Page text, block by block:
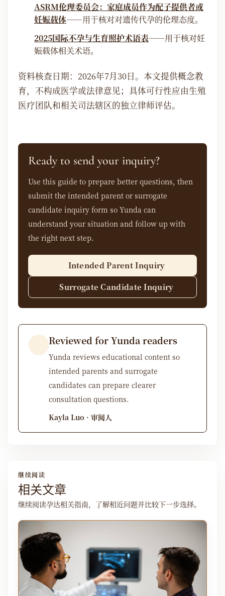
ASRM伦理委员会：家庭成员作为配子提供者或
妊娠载体——用于核对对遗传代孕的伦理态度。
2025国际不孕与生育照护术语表——用于核对妊
娠载体相关术语。
资料核查日期：2026年7月30日。本文提供概念教
育，不构成医学或法律意见；具体可行性应由生殖
医疗团队和相关司法辖区的独立律师评估。
Ready to send your inquiry?
Use this guide to prepare better questions, then
submit the intended parent or surrogate
candidate inquiry form so Yunda can
understand your situation and follow up with
the right next step.
Intended Parent Inquiry
Surrogate Candidate Inquiry
Reviewed for Yunda readers
Yunda reviews educational content so
intended parents and surrogate
candidates can prepare clearer
consultation questions.
Kayla Luo · 审阅人
继续阅读
相关文章
继续阅读孕达相关指南，了解相近问题并比较下一步选择。